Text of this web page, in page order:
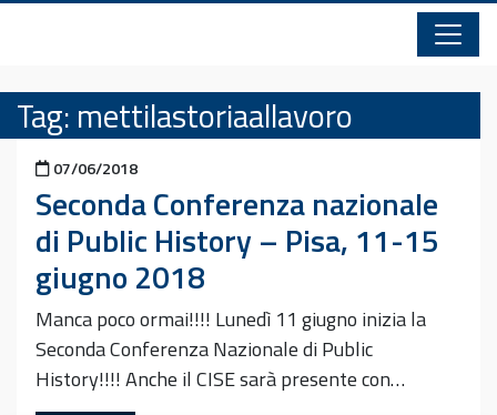
Tag: mettilastoriaallavoro
Pubblicato il
07/06/2018
Seconda Conferenza nazionale
di Public History – Pisa, 11-15
giugno 2018
Manca poco ormai!!!! Lunedì 11 giugno inizia la
Seconda Conferenza Nazionale di Public
History!!!! Anche il CISE sarà presente con…